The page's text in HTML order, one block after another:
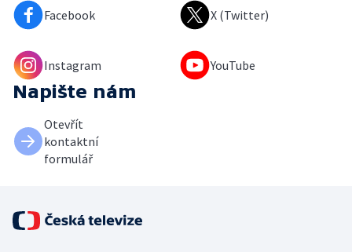
Facebook X (Twitter)
Instagram YouTube
Napište nám
Otevřít
kontaktní
formulář